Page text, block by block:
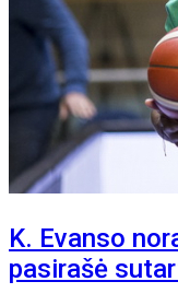
K. Evanso
pasirašė